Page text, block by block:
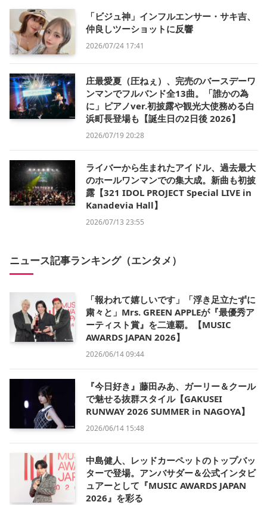
「ビジュ神」インフルエンサー・サキ吉、
仲良しツーショットに反響
2026/07/24 17:41
庄最愛夏（圧ねぇ）、完売のバースデーワ
ンマンでフルバンド全13曲。「誰かの為
に」ピアノver.初披露や観光大使務める白
浜町長登場も【誕生日の2日後 2026】
2026/07/19 20:28
ライバーから生まれたアイドル、過去最大
のホールワンマンでの集大成。新曲も初披
露【321 IDOL PROJECT Special LIVE in
Kanadevia Hall】
2026/07/13 23:55
ニュース記事ランキング（エンタメ）
「報われて嬉しいです」「浮き足立たずに
粛々と」Mrs. GREEN APPLEが『最優秀ア
ーティスト賞』を二連覇。【MUSIC
AWARDS JAPAN 2026】
2026/06/14 09:44
『今日好き』藤田みあ、ガーリー＆クール
で魅せる抜群スタイル【GAKUSEI
RUNWAY 2026 SUMMER in NAGOYA】
2026/06/14 15:48
中島健人、レッドカーペットのトップバッ
ターで登場。アンバサダー＆公式インタビ
ュアーとして『MUSIC AWARDS JAPAN
2026』を彩る